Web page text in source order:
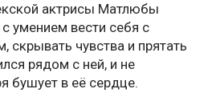
актрисы Матлюбы
умением вести себя с
чувства и прятать
рядом с ней, и не
бушует в её сердце.